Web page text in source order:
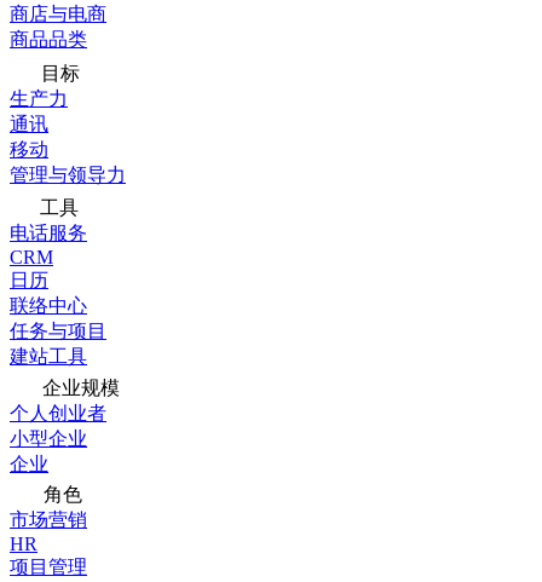
商店与电商
商品品类
目标
生产力
通讯
移动
管理与领导力
工具
电话服务
CRM
日历
联络中心
任务与项目
建站工具
企业规模
个人创业者
小型企业
企业
角色
市场营销
HR
项目管理